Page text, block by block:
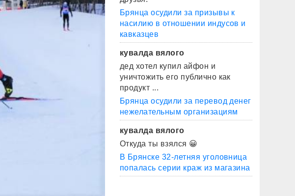
Брянца осудили за призывы к
насилию в отношении индусов и
кавказцев
кувалда вялого
дед хотел купил айфон и
уничтожить его публично как
продукт ...
Брянца осудили за перевод денег
нежелательным организациям
кувалда вялого
Откуда ты взялся 😀
В Брянске 32-летняя уголовница
попалась серии краж из магазина